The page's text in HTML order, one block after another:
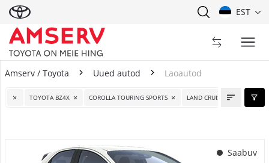
EST
Amserv / Toyota Uued autod Laoautod
Laoautod
TOYOTA BZ4X COROLLA TOURING SPORTS LAND CRUISER YARIS
Saabuv